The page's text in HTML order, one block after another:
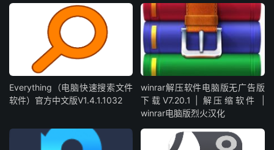
Everything（电脑快速搜索文件
软件）官方中文版V1.4.1.1032
winrar解压软件电脑版无广告版
下载V7.20.1 | 解压缩软件 |
winrar电脑版烈火汉化